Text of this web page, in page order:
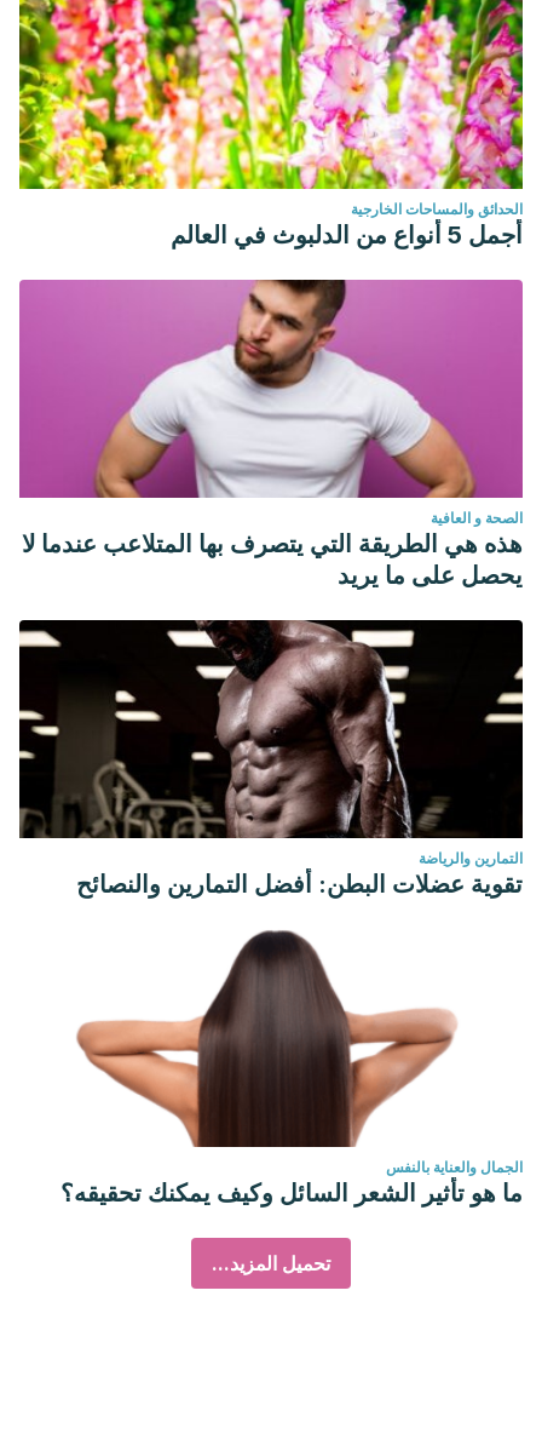
الحدائق والمساحات الخارجية
أجمل 5 أنواع من الدلبوث في العالم
الصحة و العافية
هذه هي الطريقة التي يتصرف بها المتلاعب عندما لا
يحصل على ما يريد
التمارين والرياضة
تقوية عضلات البطن: أفضل التمارين والنصائح
الجمال والعناية بالنفس
ما هو تأثير الشعر السائل وكيف يمكنك تحقيقه؟
تحميل المزيد...